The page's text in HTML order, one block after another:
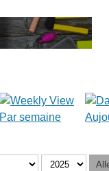
Par semaine